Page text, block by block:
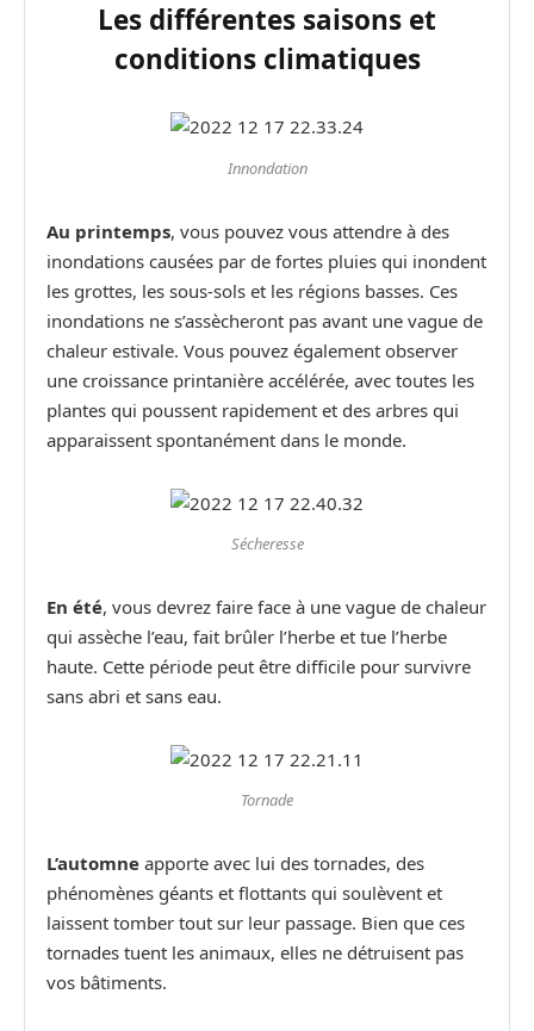
Les différentes saisons et
conditions climatiques
Innondation
Au printemps, vous pouvez vous attendre à des
inondations causées par de fortes pluies qui inondent
les grottes, les sous-sols et les régions basses. Ces
inondations ne s’assècheront pas avant une vague de
chaleur estivale. Vous pouvez également observer
une croissance printanière accélérée, avec toutes les
plantes qui poussent rapidement et des arbres qui
apparaissent spontanément dans le monde.
Sécheresse
En été, vous devrez faire face à une vague de chaleur
qui assèche l’eau, fait brûler l’herbe et tue l’herbe
haute. Cette période peut être difficile pour survivre
sans abri et sans eau.
Tornade
L’automne apporte avec lui des tornades, des
phénomènes géants et flottants qui soulèvent et
laissent tomber tout sur leur passage. Bien que ces
tornades tuent les animaux, elles ne détruisent pas
vos bâtiments.